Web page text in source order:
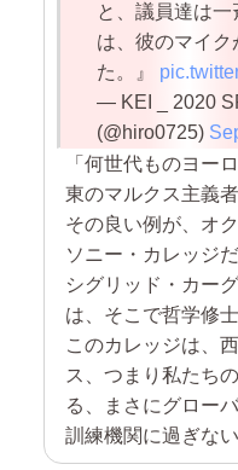
と、議員達は
は、彼のマイ
た。』
— KEI _ 2020
(@hiro0725)
「何世代ものヨー
東のマルクス主義
その良い例が、オ
ソニー・カレッジだ
シグリッド・カー
は、そこで哲学修
このカレッジは、
ス、つまり私たち
る、まさにグロー
訓練機関に過ぎない